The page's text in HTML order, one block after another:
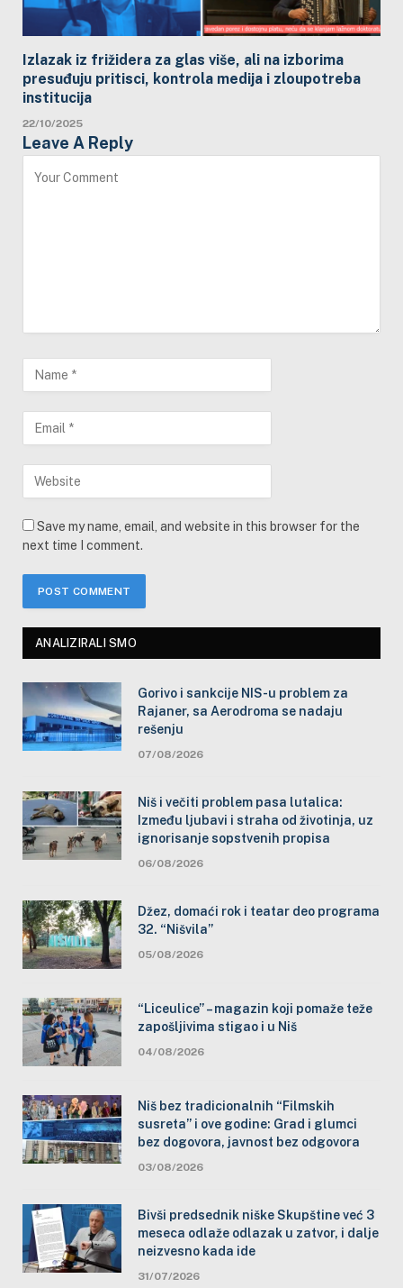
Izlazak iz frižidera za glas više, ali na izborima
presuđuju pritisci, kontrola medija i zloupotreba
institucija
22/10/2025
Leave A Reply
Save my name, email, and website in this browser for the
next time I comment.
ANALIZIRALI SMO
Gorivo i sankcije NIS-u problem za
Rajaner, sa Aerodroma se nadaju
rešenju
07/08/2026
Niš i večiti problem pasa lutalica:
Između ljubavi i straha od životinja, uz
ignorisanje sopstvenih propisa
06/08/2026
Džez, domaći rok i teatar deo programa
32. “Nišvila”
05/08/2026
“Liceulice” – magazin koji pomaže teže
zapošljivima stigao i u Niš
04/08/2026
Niš bez tradicionalnih “Filmskih
susreta” i ove godine: Grad i glumci
bez dogovora, javnost bez odgovora
03/08/2026
Bivši predsednik niške Skupštine već 3
meseca odlaže odlazak u zatvor, i dalje
neizvesno kada ide
31/07/2026